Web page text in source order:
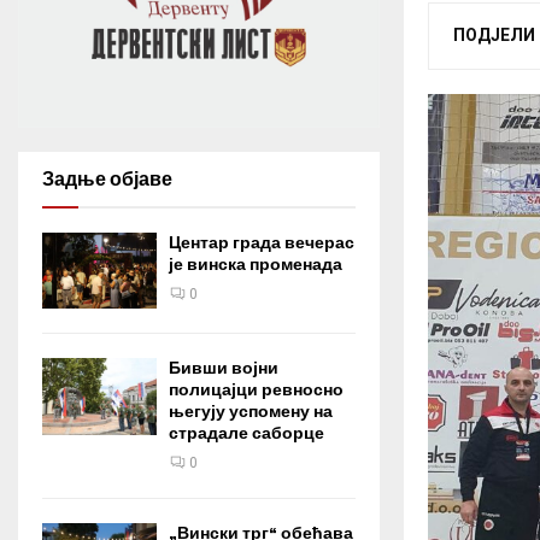
ПОДЈЕЛИ
Задње објаве
Центар града вечерас
је винска променада
0
Бивши војни
полицајци ревносно
његују успомену на
страдале саборце
0
„Вински трг“ обећава